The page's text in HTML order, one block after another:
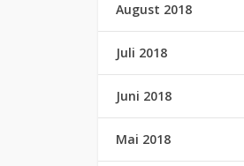
August 2018
Juli 2018
Juni 2018
Mai 2018